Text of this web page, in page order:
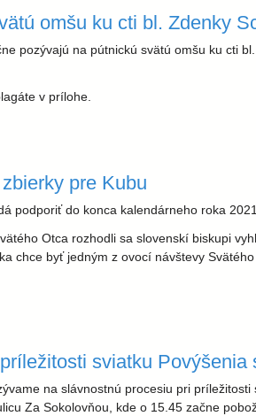
omšu ku cti bl. Zdenky
pozývajú na pútnickú svätú omšu ku cti
v prílohe.
omšu ku cti bl. Zdenky Schelingovej
pre Kubu
podporiť do konca kalendárneho roka 2021
Otca rozhodli sa slovenskí biskupi
chce byť jedným z ovocí návštevy
pre Kubu
sviatku Povýšenia
na slávnostnú procesiu pri
Za Sokolovňou, kde o 15.45 začne